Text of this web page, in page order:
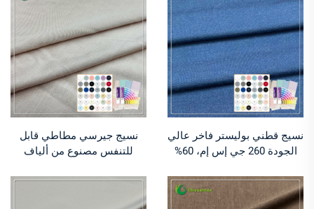
نسيج قطني بوليستر فاخر عالي
الجودة 260 جي إس إم، 60%
للكهرباء الساكنة، صديق للبيئة،
مرن وقابل للتنفس
نسيج جيرسي مطاطي قابل
للتنفس مصنوع من ألياف
للبكتيريا وممتص للرطوبة